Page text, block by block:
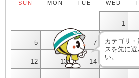
SUN MON TUE WED
1
5 6 7 8
12 13 14
カテゴリ
スを先に
い。